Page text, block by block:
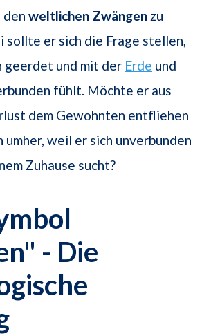
den weltlichen Zwängen zu
sollte er sich die Frage stellen,
und mit der Erde und
fühlt. Möchte er aus
dem Gewohnten entfliehen
weil er sich unverbunden
Zuhause sucht?
- Die